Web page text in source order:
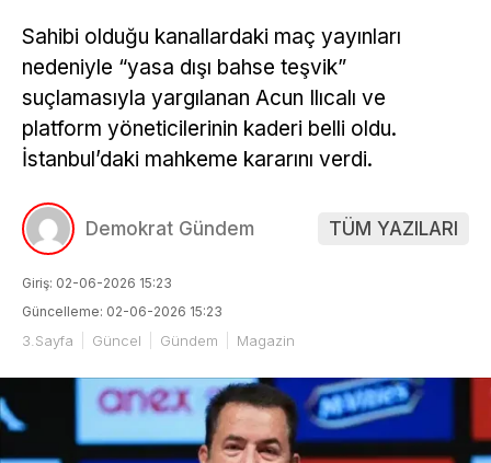
Sahibi olduğu kanallardaki maç yayınları
nedeniyle “yasa dışı bahse teşvik”
suçlamasıyla yargılanan Acun Ilıcalı ve
platform yöneticilerinin kaderi belli oldu.
İstanbul’daki mahkeme kararını verdi.
Demokrat Gündem TÜM YAZILARI
Giriş: 02-06-2026 15:23
Güncelleme: 02-06-2026 15:23
3.Sayfa Güncel Gündem Magazin